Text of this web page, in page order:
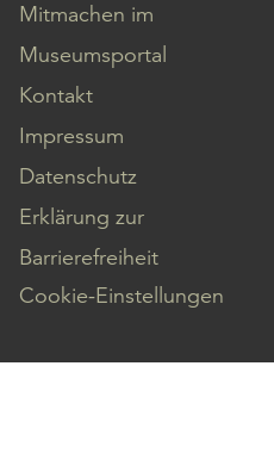
Mitmachen im
Museumsportal
Kontakt
Impressum
Datenschutz
Erklärung zur
Barrierefreiheit
Cookie-Einstellungen